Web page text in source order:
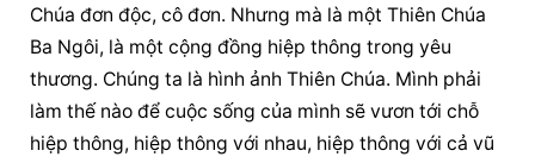
Chúa đơn độc, cô đơn. Nhưng mà là một Thiên Chúa
Ba Ngôi, là một cộng đồng hiệp thông trong yêu
thương. Chúng ta là hình ảnh Thiên Chúa. Mình phải
làm thế nào để cuộc sống của mình sẽ vươn tới chỗ
hiệp thông, hiệp thông với nhau, hiệp thông với cả vũ